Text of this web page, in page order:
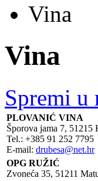
Vina
Vina
Spremi u
PLOVANIĆ VINA
Šporova jama 7, 51215
Tel.: +385 91 252 7795
E-mail: drubesa@net.hr
OPG RUŽIĆ
Zvoneća 35, 51211